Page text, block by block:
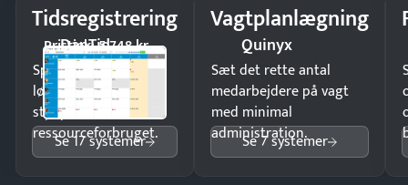
Tidsregistrering
DanTid
Pristjek: 5.748 kr
Spar tid på
lønberegning og få
styr på
ressourceforbruget.
Se 17 systemer
Vagtplanlægning
Quinyx
Sæt det rette antal
medarbejdere på vagt
med minimal
administration.
Se 7 systemer